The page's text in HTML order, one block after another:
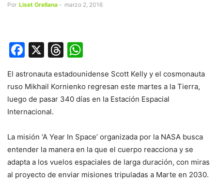
Por Liset Orellana - marzo 2, 2016
Facebook
X Threads
El astronauta estadounidense Scott Kelly y el cosmonauta
ruso Mikhail Kornienko regresan este martes a la Tierra,
luego de pasar 340 días en la Estación Espacial
Internacional.
La misión ‘A Year In Space’ organizada por la NASA busca
entender la manera en la que el cuerpo reacciona y se
adapta a los vuelos espaciales de larga duración, con miras
al proyecto de enviar misiones tripuladas a Marte en 2030.